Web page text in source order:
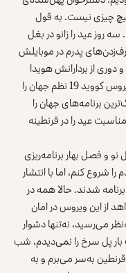
چیزی نیست. به قول
روز عید را زانو در بغل
پدرم در موبایلش
دوری از بردارانش هویدا
بود. این روزها هیچ چیز سر جایش نیست و ویروس کووید 19 نظم جهان را
برنامه‌های جهان را
عید را در قرنطینه
و فصل بهار برنامه‌ریزی
شروع کنم، اما با انتشار
شدند. حالا همه در
از این ویروس در امان
می‌رسید، نه‌تنها دشوار
پل سرخ را نمی‌دیدم، شب
به‌سر می‌برم و به